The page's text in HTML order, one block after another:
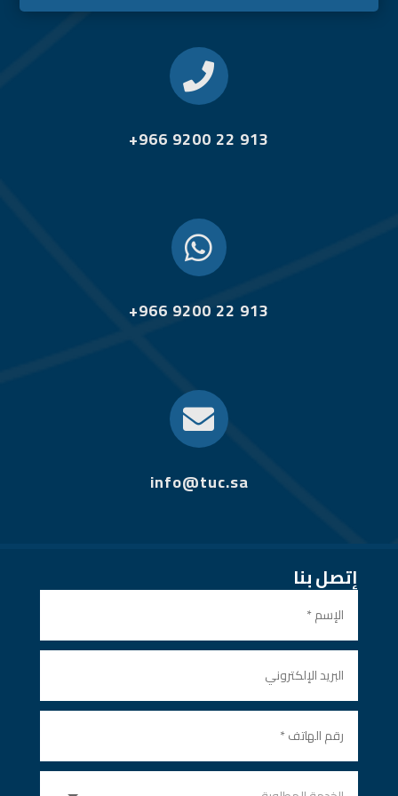

+966 9200 22 913

+966 9200 22 913

info@tuc.sa
إتصل بنا